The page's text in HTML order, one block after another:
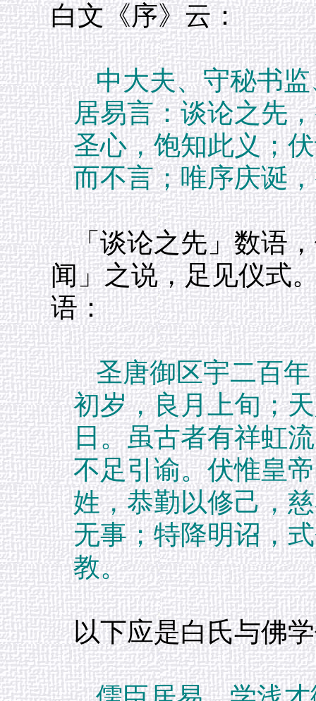
白文《序》云：
中大夫、守秘书
居易言：谈论之先
圣心，饱知此义；
而不言；唯序庆诞
「谈论之先」数语
闻」之说，足见仪式
语：
圣唐御区宇二百
初岁，良月上旬；
日。虽古者有祥虹
不足引谕。伏惟皇
姓，恭勤以修己，
无事；特降明诏，
教。
以下应是白氏与佛